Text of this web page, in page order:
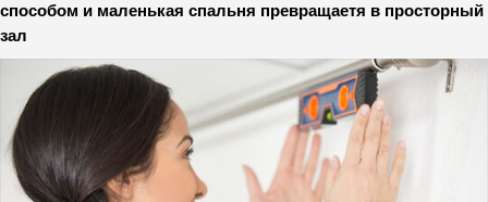
способом и маленькая спальня превращаетя в просторный
зал